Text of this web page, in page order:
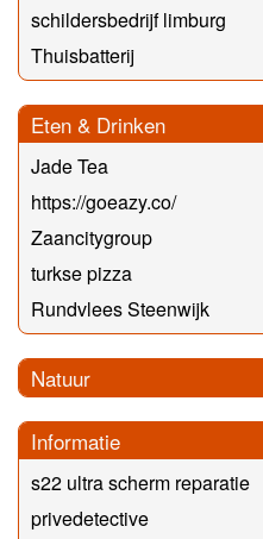
schildersbedrijf limburg
Thuisbatterij
Eten & Drinken
Jade Tea
https://goeazy.co/
Zaancitygroup
turkse pizza
Rundvlees Steenwijk
Natuur
Informatie
s22 ultra scherm reparatie
privedetective